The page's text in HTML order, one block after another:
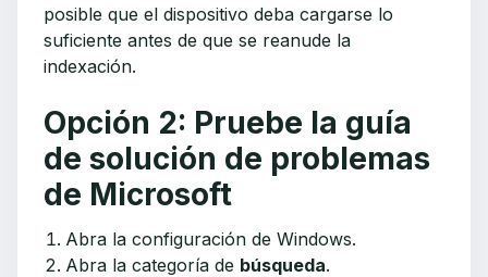
posible que el dispositivo deba cargarse lo
suficiente antes de que se reanude la
indexación.
Opción 2: Pruebe la guía
de solución de problemas
de Microsoft
Abra la configuración de Windows.
Abra la categoría de búsqueda.